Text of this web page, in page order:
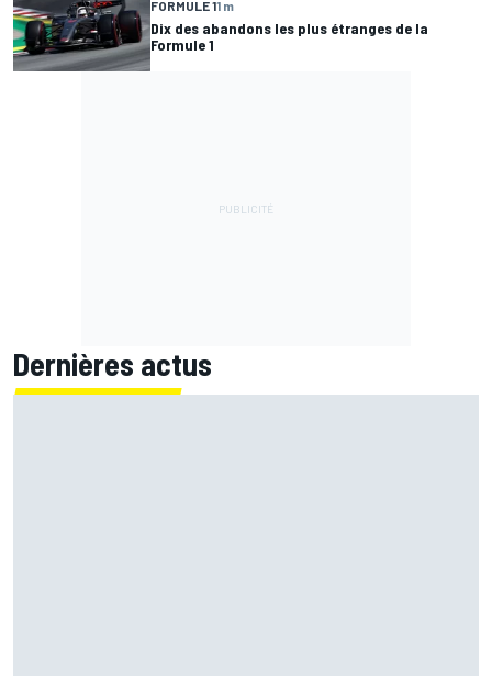
FORMULE 11 m
Dix des abandons les plus étranges de la
Formule 1
Dernières actus